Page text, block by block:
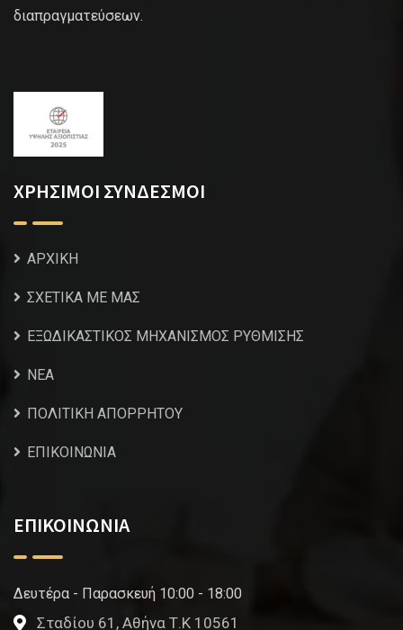
διαπραγματεύσεων.
ΧΡΗΣΙΜΟΙ ΣΥΝΔΕΣΜΟΙ
ΑΡΧΙΚΗ
ΣΧΕΤΙΚΑ ΜΕ ΜΑΣ
ΕΞΩΔΙΚΑΣΤΙΚΟΣ ΜΗΧΑΝΙΣΜΟΣ ΡΥΘΜΙΣΗΣ
NEA
ΠΟΛΙΤΙΚΗ ΑΠΟΡΡΗΤΟΥ
ΕΠΙΚΟΙΝΩΝΙΑ
ΕΠΙΚΟΙΝΩΝΙΑ
Δευτέρα - Παρασκευή 10:00 - 18:00
Σταδίου 61, Αθήνα Τ.Κ 10561